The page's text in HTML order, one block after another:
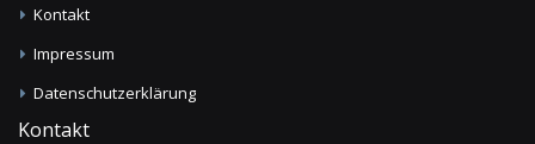
Kontakt
Impressum
Datenschutzerklärung
Kontakt